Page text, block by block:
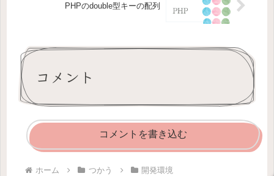
PHPのdouble型キーの配列
コメント
コメントを書き込む
ホーム つかう 開発環境